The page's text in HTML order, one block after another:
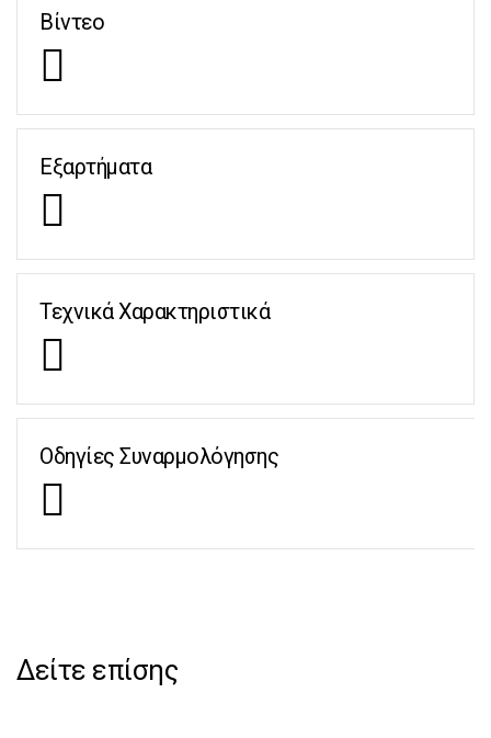
Βίντεο
Εξαρτήματα
Τεχνικά Χαρακτηριστικά
Οδηγίες Συναρμολόγησης
Δείτε επίσης